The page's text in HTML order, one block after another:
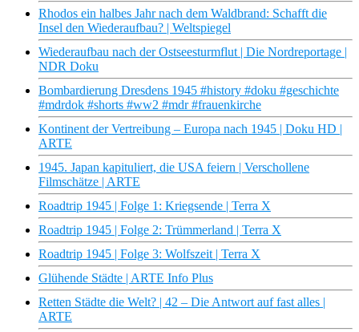
Rhodos ein halbes Jahr nach dem Waldbrand: Schafft die
Insel den Wiederaufbau? | Weltspiegel
Wiederaufbau nach der Ostseesturmflut | Die Nordreportage |
NDR Doku
Bombardierung Dresdens 1945 #history #doku #geschichte
#mdrdok #shorts #ww2 #mdr #frauenkirche
Kontinent der Vertreibung – Europa nach 1945 | Doku HD |
ARTE
1945. Japan kapituliert, die USA feiern | Verschollene
Filmschätze | ARTE
Roadtrip 1945 | Folge 1: Kriegsende | Terra X
Roadtrip 1945 | Folge 2: Trümmerland | Terra X
Roadtrip 1945 | Folge 3: Wolfszeit | Terra X
Glühende Städte | ARTE Info Plus
Retten Städte die Welt? | 42 – Die Antwort auf fast alles |
ARTE